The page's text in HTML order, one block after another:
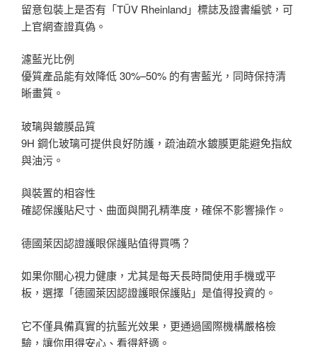
留意包裝上是否有「TÜV Rheinland」標誌及證書編號，可
上官網查證真偽。
濾藍光比例
優質產品能有效降低 30%–50% 的有害藍光，同時保持清
晰畫質。
玻璃與鍍膜品質
9H 鋼化玻璃可提供良好防護，疏油疏水鍍膜更能避免指紋
與油污。
與裝置的相容性
確認保護貼尺寸、曲面與開孔精準度，確保不影響操作。
德國萊因認證護眼保護貼值得買嗎？
如果你關心視力健康，尤其是每天長時間使用手機或平
板，選擇「德國萊因認證護眼保護貼」是值得投資的。
它不僅具備真實的抗藍光效果，更通過國際機構嚴格檢
驗，讓你用得安心、看得舒適。